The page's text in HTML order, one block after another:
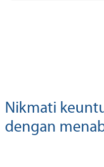
Nikmati
dengan